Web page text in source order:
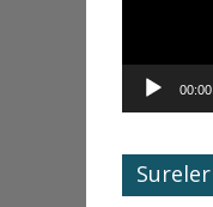
00:00
Sureler